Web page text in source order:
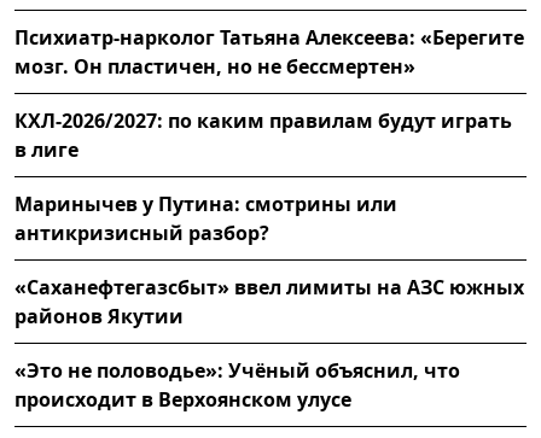
Психиатр-нарколог Татьяна Алексеева: «Берегите
мозг. Он пластичен, но не бессмертен»
КХЛ-2026/2027: по каким правилам будут играть
в лиге
Маринычев у Путина: смотрины или
антикризисный разбор?
«Саханефтегазсбыт» ввел лимиты на АЗС южных
районов Якутии
«Это не половодье»: Учёный объяснил, что
происходит в Верхоянском улусе